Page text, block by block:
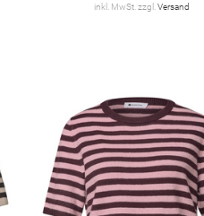
inkl. MwSt. zzgl.Versand